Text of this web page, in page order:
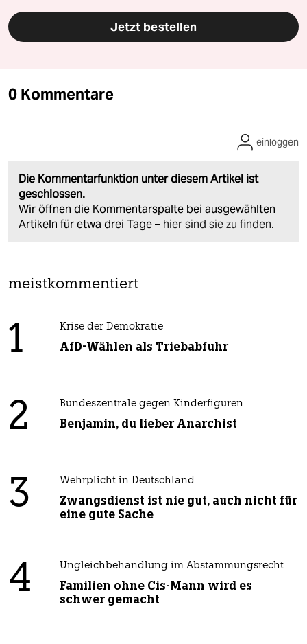
Jetzt bestellen
0 Kommentare
Die Kommentarfunktion unter diesem Artikel ist
geschlossen.
Wir öffnen die Kommentarspalte bei ausgewählten
Artikeln für etwa drei Tage – hier sind sie zu finden.
einloggen
meistkommentiert
1 Krise der Demokratie
AfD-Wählen als Triebabfuhr
2 Bundeszentrale gegen Kinderfiguren
Benjamin, du lieber Anarchist
3 Wehrplicht in Deutschland
Zwangsdienst ist nie gut, auch nicht für
eine gute Sache
4 Ungleichbehandlung im Abstammungsrecht
Familien ohne Cis-Mann wird es
schwer gemacht